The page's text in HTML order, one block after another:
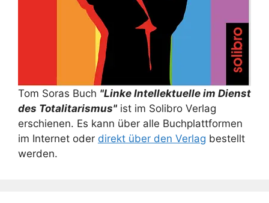
Tom Soras Buch "Linke Intellektuelle im Dienst
des Totalitarismus" ist im Solibro Verlag
erschienen. Es kann über alle Buchplattformen
im Internet oder direkt über den Verlag bestellt
werden.